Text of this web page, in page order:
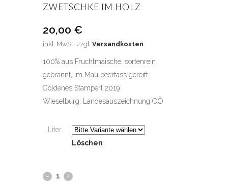
ZWETSCHKE IM HOLZ
20,00 €
inkl. MwSt. zzgl. Versandkosten
100% aus Fruchtmaische, sortenrein
gebrannt, im Maulbeerfass gereift
Goldenes Stamperl 2019
Wieselburg: Landesauszeichnung OÖ
Liter